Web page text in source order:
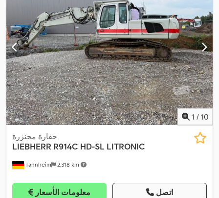
1 / 10
Tannheim 2.318 km
حفارة مجنزرة
LIEBHERR R914C HD-SL LITRONIC
معلومات الأسعار اتصل